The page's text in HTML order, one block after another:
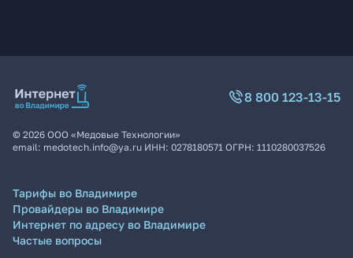
8 800 123-13-15
© 2026 ООО «Медовые Технологии»
email: medotech.info@ya.ru ИНН: 0278180571 ОГРН: 1110280037526
Тарифы во Владимире
Провайдеры во Владимире
Интернет по адресу во Владимире
Частые вопросы